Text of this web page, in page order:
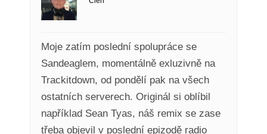
Moje zatím poslední spolupráce se
Sandeaglem, momentálně exluzivně na
Trackitdown, od pondělí pak na všech
ostatních serverech. Originál si oblíbil
například Sean Tyas, náš remix se zase
třeba objevil v poslední epizodě radio